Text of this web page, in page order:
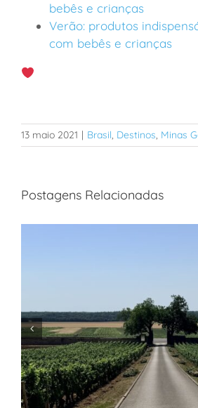
bebês e crianças
Verão: produtos
com bebês e crianças
13 maio 2021 Brasil, Destinos, Minas
Postagens Relacionadas